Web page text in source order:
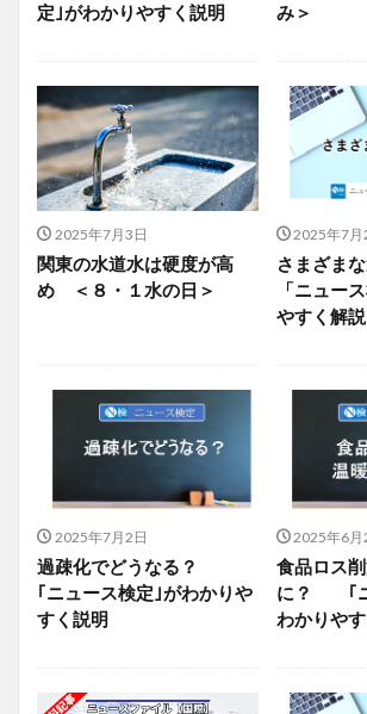
定｣がわかりやすく説明
み＞
2025年7月3日
関東の水道水は硬度が高
め ＜８・１水の日＞
2025年7月
さまざま
「ニュー
やすく解説
2025年7月2日
過疎化でどうなる？
｢ニュース検定｣がわかりや
すく説明
2025年6月
食品ロス
に？ ｢ニ
わかりや